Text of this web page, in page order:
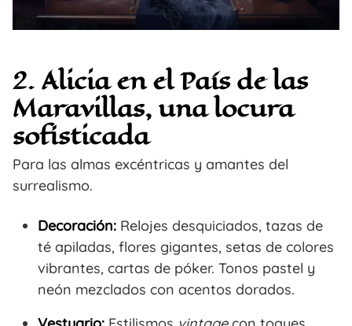
2. Alicia en el País de las
Maravillas, una locura
sofisticada
Para las almas excéntricas y amantes del
surrealismo.
Decoración: Relojes desquiciados, tazas de
té apiladas, flores gigantes, setas de colores
vibrantes, cartas de póker. Tonos pastel y
neón mezclados con acentos dorados.